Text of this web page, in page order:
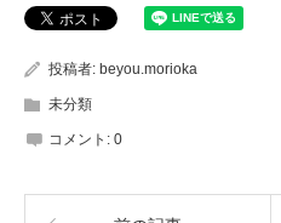
投稿者: beyou.morioka
未分類
コメント: 0